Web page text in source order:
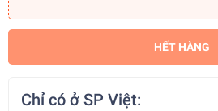
HẾT HÀNG
Chỉ có ở SP Việt: